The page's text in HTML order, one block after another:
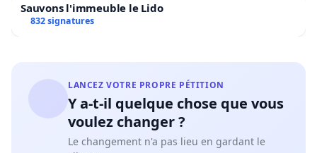
Sauvons l'immeuble le Lido
832 signatures
LANCEZ VOTRE PROPRE PÉTITION
Y a-t-il quelque chose que vous
voulez changer ?
Le changement n'a pas lieu en gardant le